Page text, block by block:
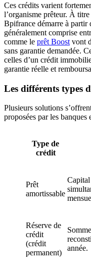
Ces crédits varient
l’organisme prêteur. À
Bpifrance démarre à partir
généralement comprise
comme le prêt Boost vont
sans garantie demandée.
celles d’un crédit
garantie réelle et
Les différents types
Plusieurs solutions
proposées par les banques
Type de
crédit
Prêt
amortissable
Capital
Réserve de
crédit
(crédit
permanent)
année.